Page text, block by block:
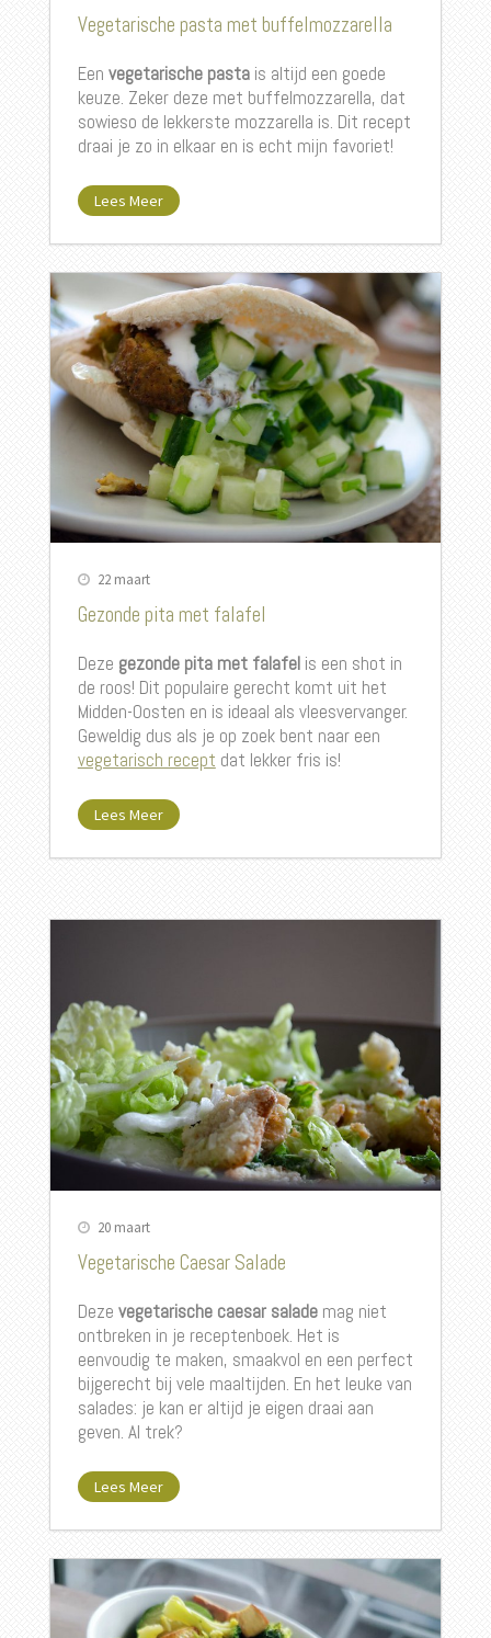
Vegetarische pasta met buffelmozzarella
Een vegetarische pastais altijd een goede
keuze. Zeker deze met buffelmozzarella, dat
sowieso de lekkerste mozzarella is. Dit recept
draai je zo in elkaar en is echt mijn favoriet!
Lees Meer
22 maart
Gezonde pita met falafel
Deze gezonde pita met falafel is een shot in
de roos! Dit populaire gerecht komt uit het
Midden-Oosten en is ideaal als vleesvervanger.
Geweldig dus als je op zoek bent naar een
vegetarisch recept dat lekker fris is!
Lees Meer
20 maart
Vegetarische Caesar Salade
Deze vegetarische caesar salademag niet
ontbreken in je receptenboek. Het is
eenvoudig te maken, smaakvol en een perfect
bijgerecht bij vele maaltijden. En het leuke van
salades: je kan er altijd je eigen draai aan
geven. Al trek?
Lees Meer